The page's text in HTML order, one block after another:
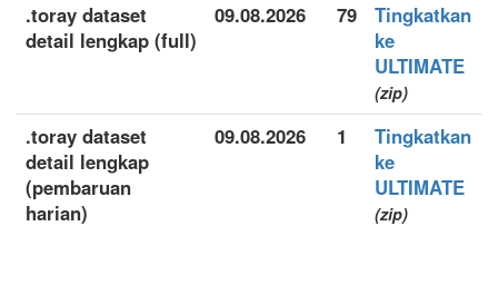
.toray dataset
detail lengkap (full)
09.08.2026 79
Tingkatkan
ke
ULTIMATE
(zip)
.toray dataset
detail lengkap
(pembaruan
harian)
09.08.2026 1
Tingkatkan
ke
ULTIMATE
(zip)